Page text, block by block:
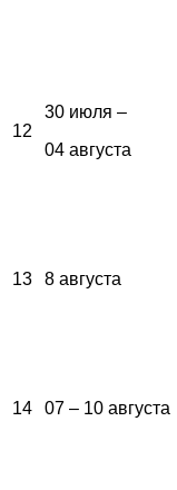
12
30 июля –
04 августа
13 8 августа
14 07 – 10 августа